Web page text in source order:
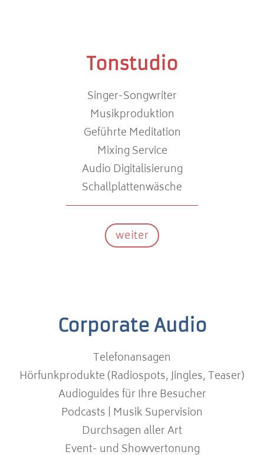
Tonstudio
Singer-Songwriter
Musikproduktion
Geführte Meditation
Mixing Service
Audio Digitalisierung
Schallplattenwäsche
weiter
Corporate Audio
Telefonansagen
Hörfunkprodukte (Radiospots, Jingles, Teaser)
Audioguides für Ihre Besucher
Podcasts | Musik Supervision
Durchsagen aller Art
Event- und Showvertonung